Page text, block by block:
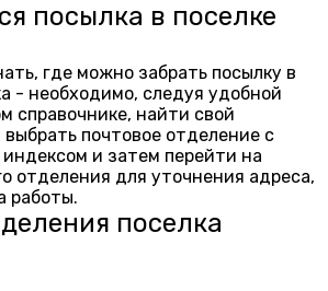
посылка в поселке
где можно забрать посылку в
- необходимо, следуя удобной
справочнике, найти свой
почтовое отделение с
и затем перейти на
отделения для уточнения адреса,
работы.
поселка